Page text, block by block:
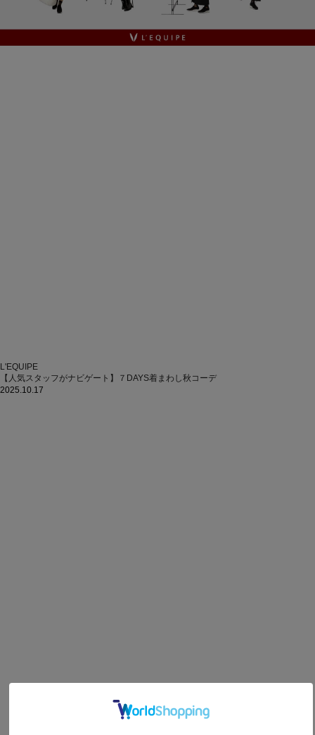
L'EQUIPE
【人気スタッフがナビゲート】７DAYS着まわし秋コーデ
2025.10.17